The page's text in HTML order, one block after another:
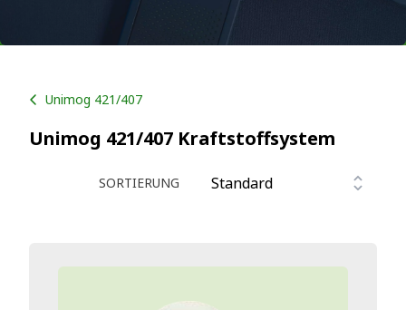
Unimog 421/407
Unimog 421/407 Kraftstoffsystem
SORTIERUNG